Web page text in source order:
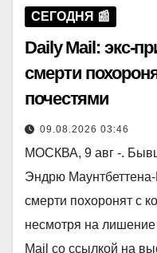
СЕГОДНЯ 📰
Daily Mail: экс-
смерти
почестями
09.08.2026 03:46
МОСКВА, 9 авг -.
Эндрю
смерти похоронят с
несмотря на
Mail со ссылкой на